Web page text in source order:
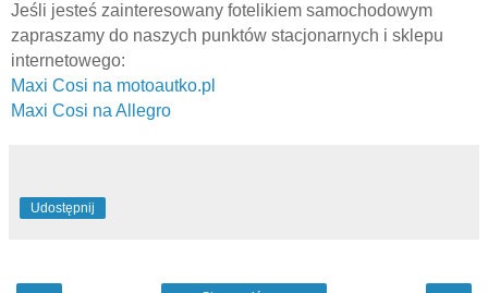
Jeśli jesteś zainteresowany fotelikiem samochodowym
zapraszamy do naszych punktów stacjonarnych i sklepu
internetowego:
Maxi Cosi na motoautko.pl
Maxi Cosi na Allegro
Udostępnij